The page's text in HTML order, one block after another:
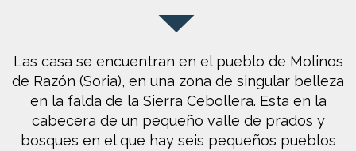
Las casa se encuentran en el pueblo de Molinos
de Razón (Soria), en una zona de singular belleza
en la falda de la Sierra Cebollera. Esta en la
cabecera de un pequeño valle de prados y
bosques en el que hay seis pequeños pueblos